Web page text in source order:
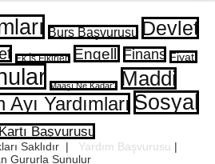
Burs Başvurusu Devlet
Ek İş Fikirleri Engelli Finans Fiyatı
Maaşı Ne Kadar?
Maddi
Yardımları Sosyal
Başvurusu
Saklıdır | Yardım Başvurusu |
Gururla Sunulur